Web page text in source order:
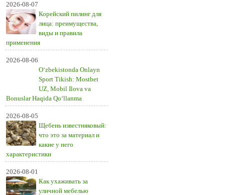
2026-08-07
Корейский пилинг для
лица: преимущества,
виды и правила
применения
2026-08-06
O‘zbekistonda Onlayn
Sport Tikish: Mostbet
UZ, Mobil Ilova va
Bonuslar Haqida Qo‘llanma
2026-08-05
Щебень известняковый:
что это за материал и
какие у него
характеристики
2026-08-01
Как ухаживать за
уличной мебелью